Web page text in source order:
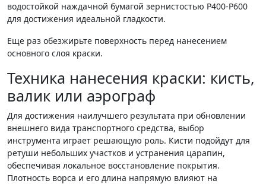
водостойкой наждачной бумагой зернистостью P400-P600
для достижения идеальной гладкости.
Еще раз обезжирьте поверхность перед нанесением
основного слоя краски.
Техника нанесения краски: кисть,
валик или аэрограф
Для достижения наилучшего результата при обновлении
внешнего вида транспортного средства, выбор
инструмента играет решающую роль. Кисти подойдут для
ретуши небольших участков и устранения царапин,
обеспечивая локальное восстановление покрытия.
Плотность ворса и его длина напрямую влияют на